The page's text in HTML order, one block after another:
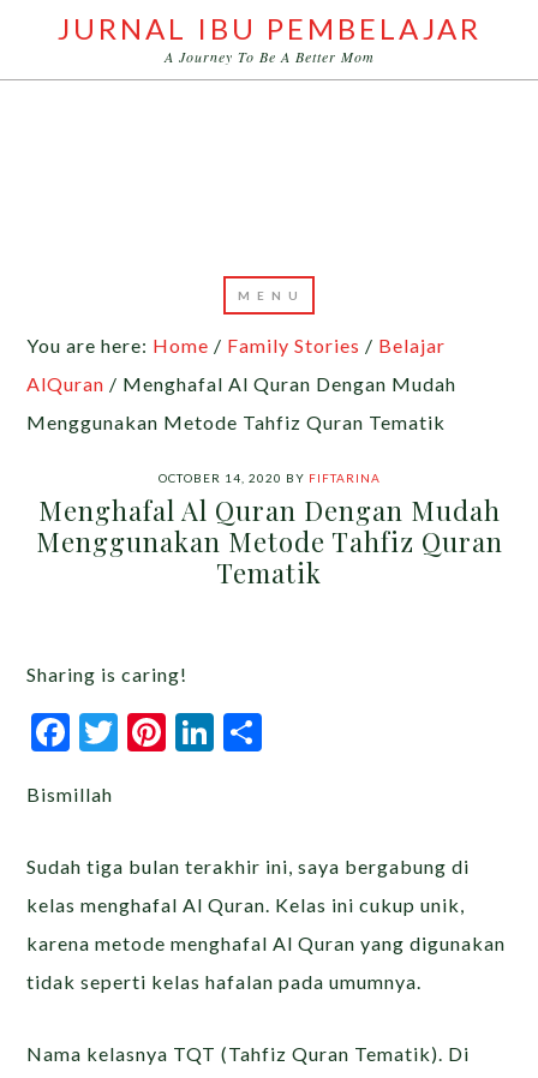
JURNAL IBU PEMBELAJAR
A Journey To Be A Better Mom
You are here: Home / Family Stories / Belajar
AlQuran / Menghafal Al Quran Dengan Mudah
Menggunakan Metode Tahfiz Quran Tematik
OCTOBER 14, 2020 BY FIFTARINA
Menghafal Al Quran Dengan Mudah
Menggunakan Metode Tahfiz Quran
Tematik
Sharing is caring!
Facebook
Twitter
Pinterest
LinkedIn
Bismillah
Sudah tiga bulan terakhir ini, saya bergabung di
kelas menghafal Al Quran. Kelas ini cukup unik,
karena metode menghafal Al Quran yang digunakan
tidak seperti kelas hafalan pada umumnya.
Nama kelasnya TQT (Tahfiz Quran Tematik). Di